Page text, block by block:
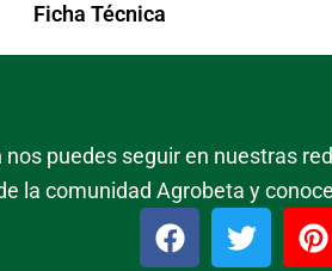
Ficha Técnica
puedes seguir en nuestras
la comunidad Agrobeta y
F
a
T
w
P
i